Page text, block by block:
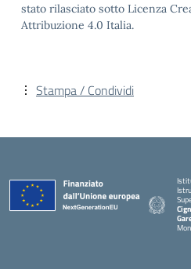
stato rilasciato sotto Licenza
Attribuzione 4.0 Italia.
Stampa / Condividi